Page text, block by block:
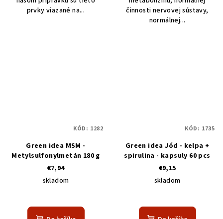
prvky viazané na...
činnosti nervovej sústavy,
normálnej...
Green idea MSM -
Metylsulfonylmetán 180 g
€7,94
skladom
KÓD: 1282
Green idea Jód - kelpa +
spirulina - kapsuly 60 pcs
€9,15
skladom
KÓD: 1735